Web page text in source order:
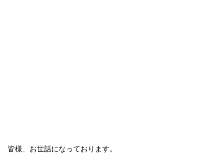
皆様、お世話になっております。